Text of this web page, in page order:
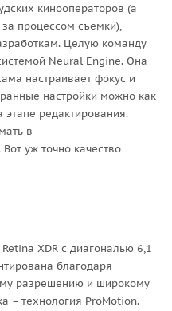
кинооператоров (а
процессом съемки),
Целую команду
Neural Engine. Она
настраивает фокус и
настройки можно как
редактирования.
в
уж точно качество
XDR с диагональю 6,1
благодаря
разрешению и широкому
– технология ProMotion.